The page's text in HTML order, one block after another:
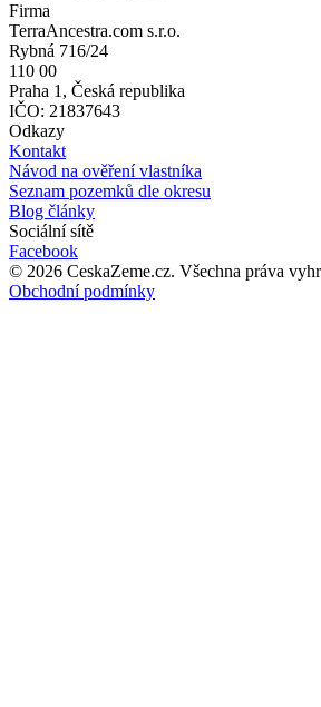
Firma
TerraAncestra.com s.r.o.
Rybná 716/24
110 00
Praha 1, Česká republika
IČO: 21837643
Odkazy
Kontakt
Návod na ověření vlastníka
Seznam pozemků dle okresu
Blog články
Sociální sítě
Facebook
© 2026 CeskaZeme.cz. Všechna práva
Obchodní podmínky